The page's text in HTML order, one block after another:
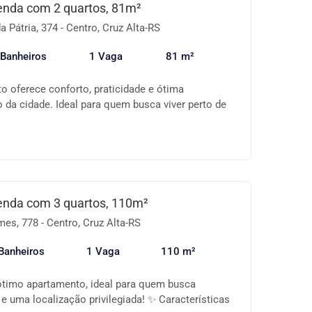
ou investir! Entre em contato para mais
uma visita!
com 2 quartos, 81m²
Pátria, 374 - Centro, Cruz Alta-RS
1 Vaga 81 m²
oferece conforto, praticidade e ótima
da cidade. Ideal para quem busca viver perto de
suíte Sala de estar e jantar integradas Sacada
e arejados Um imóvel completo, pronto
família. 📍 Agende já sua visita e conheça essa
com 3 quartos, 110m²
778 - Centro, Cruz Alta-RS
1 Vaga 110 m²
apartamento, ideal para quem busca
uma localização privilegiada! ✨ Características